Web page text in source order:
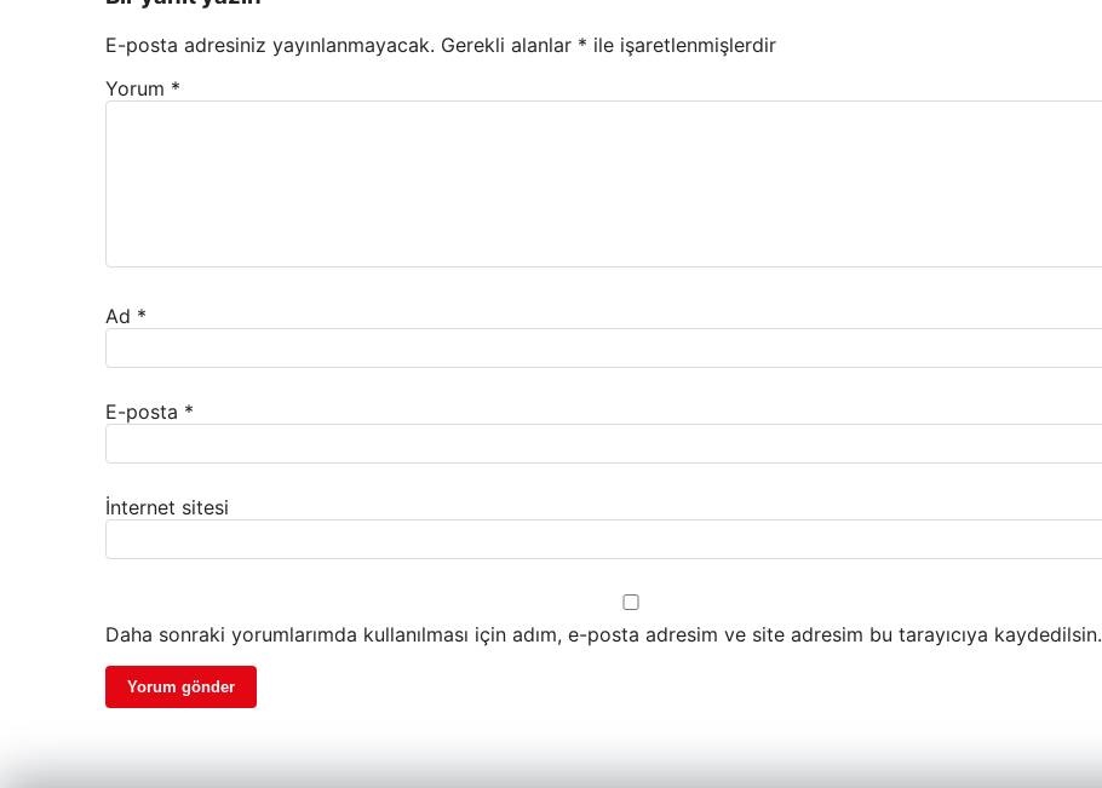
E-posta adresiniz yayınlanmayacak. Gerekli alanlar * ile işaretlenmişlerdir
Yorum *
Ad *
E-posta *
İnternet sitesi
Daha sonraki yorumlarımda kullanılması için adım, e-posta adresim ve site adresim bu tarayıcıya kaydedilsin.